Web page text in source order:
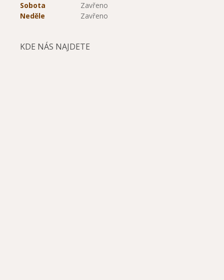
Sobota
Zavřeno
Neděle
Zavřeno
KDE NÁS NAJDETE